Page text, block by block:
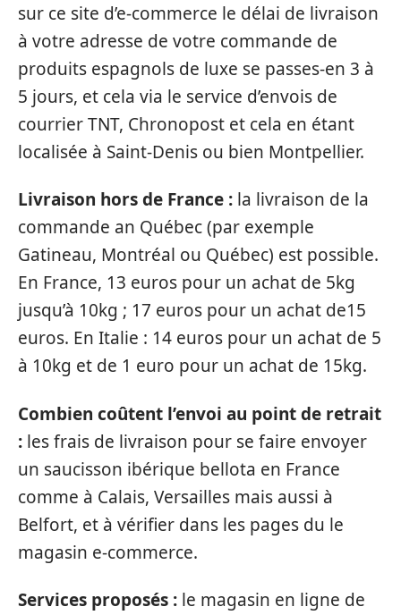
sur ce site d’e-commerce le délai de livraison
à votre adresse de votre commande de
produits espagnols de luxe se passes-en 3 à
5 jours, et cela via le service d’envois de
courrier TNT, Chronopost et cela en étant
localisée à Saint-Denis ou bien Montpellier.
Livraison hors de France : la livraison de la
commande an Québec (par exemple
Gatineau, Montréal ou Québec) est possible.
En France, 13 euros pour un achat de 5kg
jusqu’à 10kg ; 17 euros pour un achat de15
euros. En Italie : 14 euros pour un achat de 5
à 10kg et de 1 euro pour un achat de 15kg.
Combien coûtent l’envoi au point de retrait
: les frais de livraison pour se faire envoyer
un saucisson ibérique bellota en France
comme à Calais, Versailles mais aussi à
Belfort, et à vérifier dans les pages du le
magasin e-commerce.
Services proposés : le magasin en ligne de